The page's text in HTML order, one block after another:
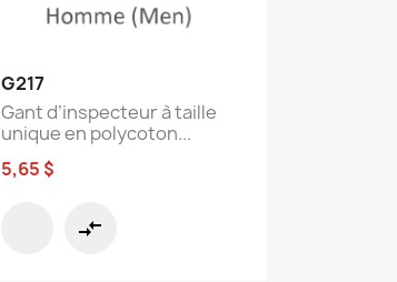
G217
Gant d’inspecteur à taille
unique en polycoton...
5,65 $
compare_arrows